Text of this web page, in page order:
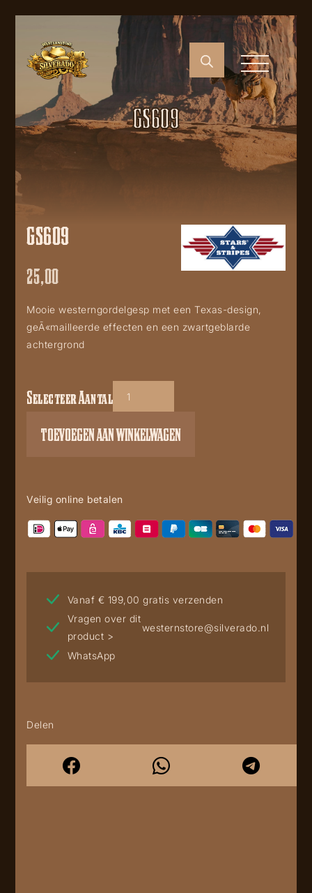
GS609
GS609
25,00
Mooie westerngordelgesp met een Texas-design,
geÃ«mailleerde effecten en een zwartgeblarde
achtergrond
GS609
Selecteer Aantal
TOEVOEGEN AAN WINKELWAGEN
Veilig online betalen
Vanaf € 199,00 gratis verzenden
Vragen over dit
product >
westernstore@silverado.nl
WhatsApp
Delen